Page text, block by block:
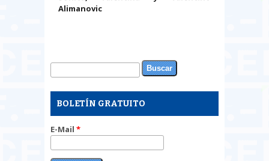
Alimanovic
Formulario de búsqueda
Buscar
BOLETÍN GRATUITO
E-Mail *